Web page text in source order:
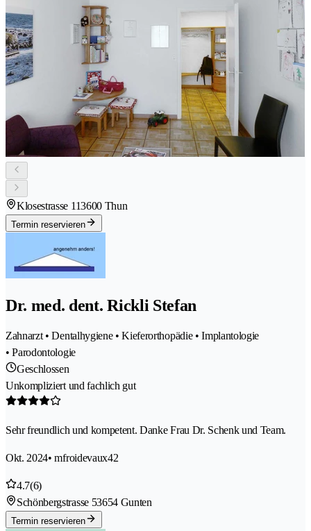
Klosestrasse 113600 Thun
Termin reservieren
Dr. med. dent. Rickli Stefan
Zahnarzt • Dentalhygiene • Kieferorthopädie • Implantologie
• Parodontologie
Geschlossen
Unkompliziert und fachlich gut
Sehr freundlich und kompetent. Danke Frau Dr. Schenk und Team.
Okt. 2024• mfroidevaux42
4.7(6)
Schönbergstrasse 53654 Gunten
Termin reservieren